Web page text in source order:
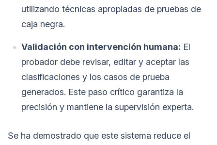
utilizando técnicas apropiadas de pruebas de
caja negra.
Validación con intervención humana: El
probador debe revisar, editar y aceptar las
clasificaciones y los casos de prueba
generados. Este paso crítico garantiza la
precisión y mantiene la supervisión experta.
Se ha demostrado que este sistema reduce el